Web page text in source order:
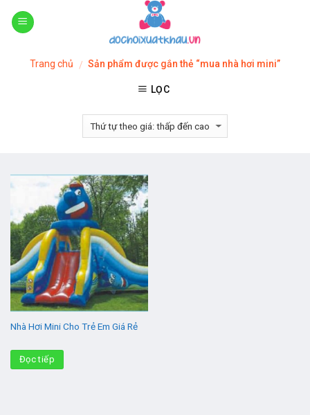
Skip
Trang chủ / Sản phẩm được gắn thẻ “mua nhà hơi mini”
LỌC
Nhà Hơi Mini Cho Trẻ Em Giá Rẻ
Đọc tiếp